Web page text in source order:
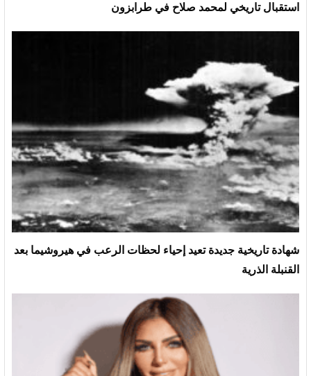
استقبال تاريخي لمحمد صلاح في طرابزون
شهادة تاريخية جديدة تعيد إحياء لحظات الرعب في هيروشيما بعد
القنبلة الذرية